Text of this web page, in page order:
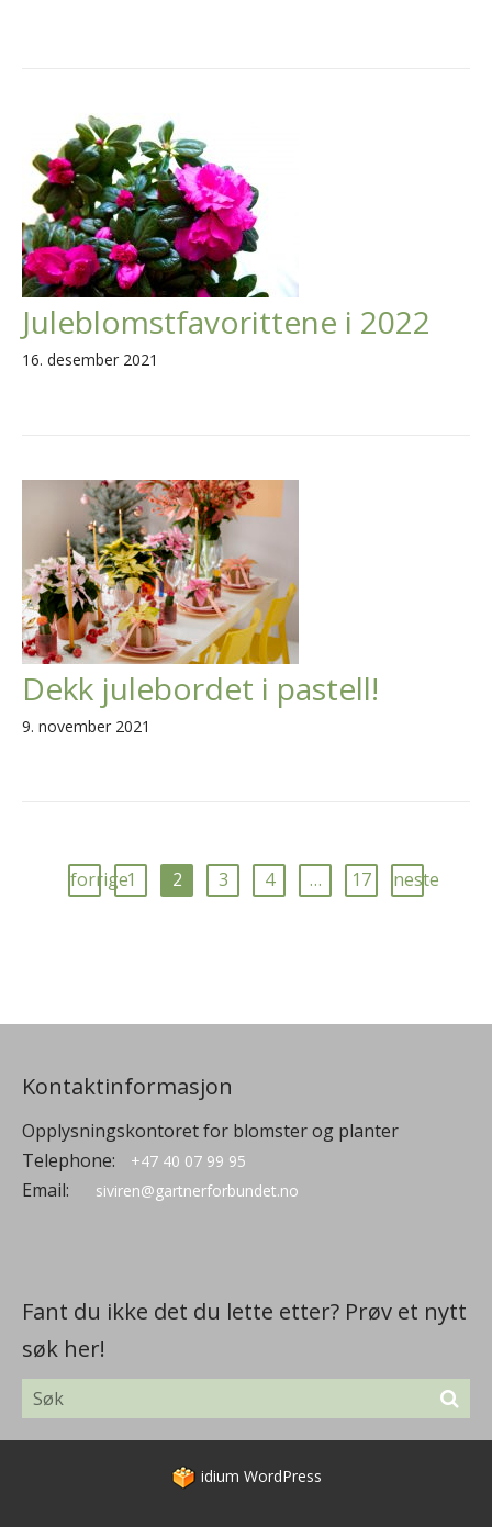
Juleblomstfavorittene i 2022
16. desember 2021
Dekk julebordet i pastell!
9. november 2021
forrige1 2 3 4 … 17 neste
Kontaktinformasjon
Opplysningskontoret for blomster og planter
Telephone:
+47 40 07 99 95
Email: siviren@gartnerforbundet.no
Fant du ikke det du lette etter? Prøv et nytt
søk her!
idium WordPress